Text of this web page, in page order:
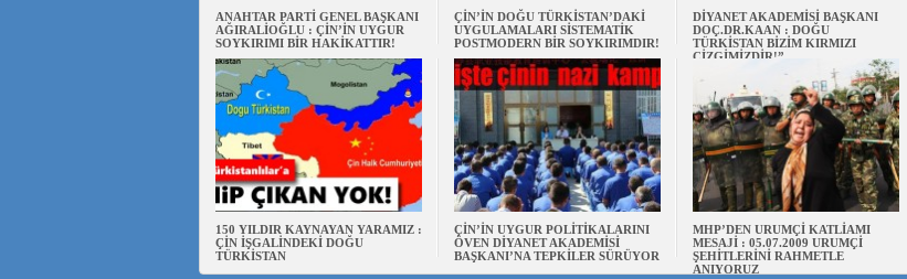
ANAHTAR PARTİ GENEL BAŞKANI
AĞIRALİOĞLU : ÇİN’İN UYGUR
SOYKIRIMI BİR HAKİKATTIR!
ÇİN’İN DOĞU TÜRKİSTAN’DAKİ
UYGULAMALARI SİSTEMATİK
POSTMODERN BİR SOYKIRIMDIR!
DİYANET AKADEMİSİ BAŞKANI
DOÇ.DR.KAAN : DOĞU
TÜRKİSTAN BİZİM KIRMIZI
ÇİZGİMİZDİR!”
150 YILDIR KAYNAYAN YARAMIZ :
ÇİN İŞGALİNDEKİ DOĞU
TÜRKİSTAN
ÇİN’İN UYGUR POLİTİKALARINI
ÖVEN DİYANET AKADEMİSİ
BAŞKANI’NA TEPKİLER SÜRÜYOR
MHP’DEN URUMÇİ KATLİAMI
MESAJİ : 05.07.2009 URUMÇİ
ŞEHİTLERİNİ RAHMETLE
ANIYORUZ